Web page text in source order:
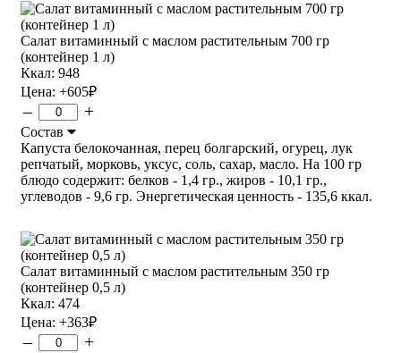
Салат витаминный с маслом растительным 700 гр
(контейнер 1 л)
Ккал: 948
Цена: +605₽
– +
Состав
Капуста белокочанная, перец болгарский, огурец, лук
репчатый, морковь, уксус, соль, сахар, масло. На 100 гр
блюдо содержит: белков - 1,4 гр., жиров - 10,1 гр.,
углеводов - 9,6 гр. Энергетическая ценность - 135,6 ккал.
Салат витаминный с маслом растительным 350 гр
(контейнер 0,5 л)
Ккал: 474
Цена: +363₽
– +